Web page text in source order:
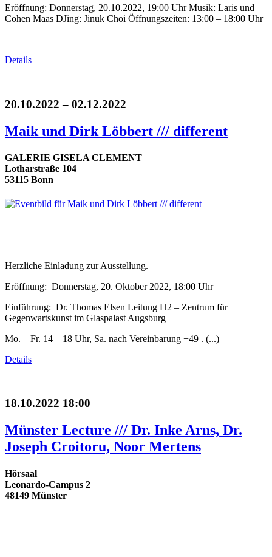
Eröffnung: Donnerstag, 20.10.2022, 19:00 Uhr Musik: Laris und
Cohen Maas DJing: Jinuk Choi Öffnungszeiten: 13:00 – 18:00 Uhr
Details
20.10.2022 – 02.12.2022
Maik und Dirk Löbbert /// different
GALERIE GISELA CLEMENT
Lotharstraße 104
53115 Bonn
Herzliche Einladung zur Ausstellung.
Eröffnung: Donnerstag, 20. Oktober 2022, 18:00 Uhr
Einführung: Dr. Thomas Elsen Leitung H2 – Zentrum für
Gegenwartskunst im Glaspalast Augsburg
Mo. – Fr. 14 – 18 Uhr, Sa. nach Vereinbarung +49 . (...)
Details
18.10.2022 18:00
Münster Lecture /// Dr. Inke Arns, Dr.
Joseph Croitoru, Noor Mertens
Hörsaal
Leonardo-Campus 2
48149 Münster